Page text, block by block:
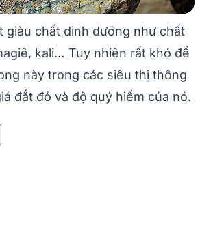
giàu chất dinh dưỡng như chất
kali… Tuy nhiên rất khó để
này trong các siêu thị thông
đắt đỏ và độ quý hiếm của nó.